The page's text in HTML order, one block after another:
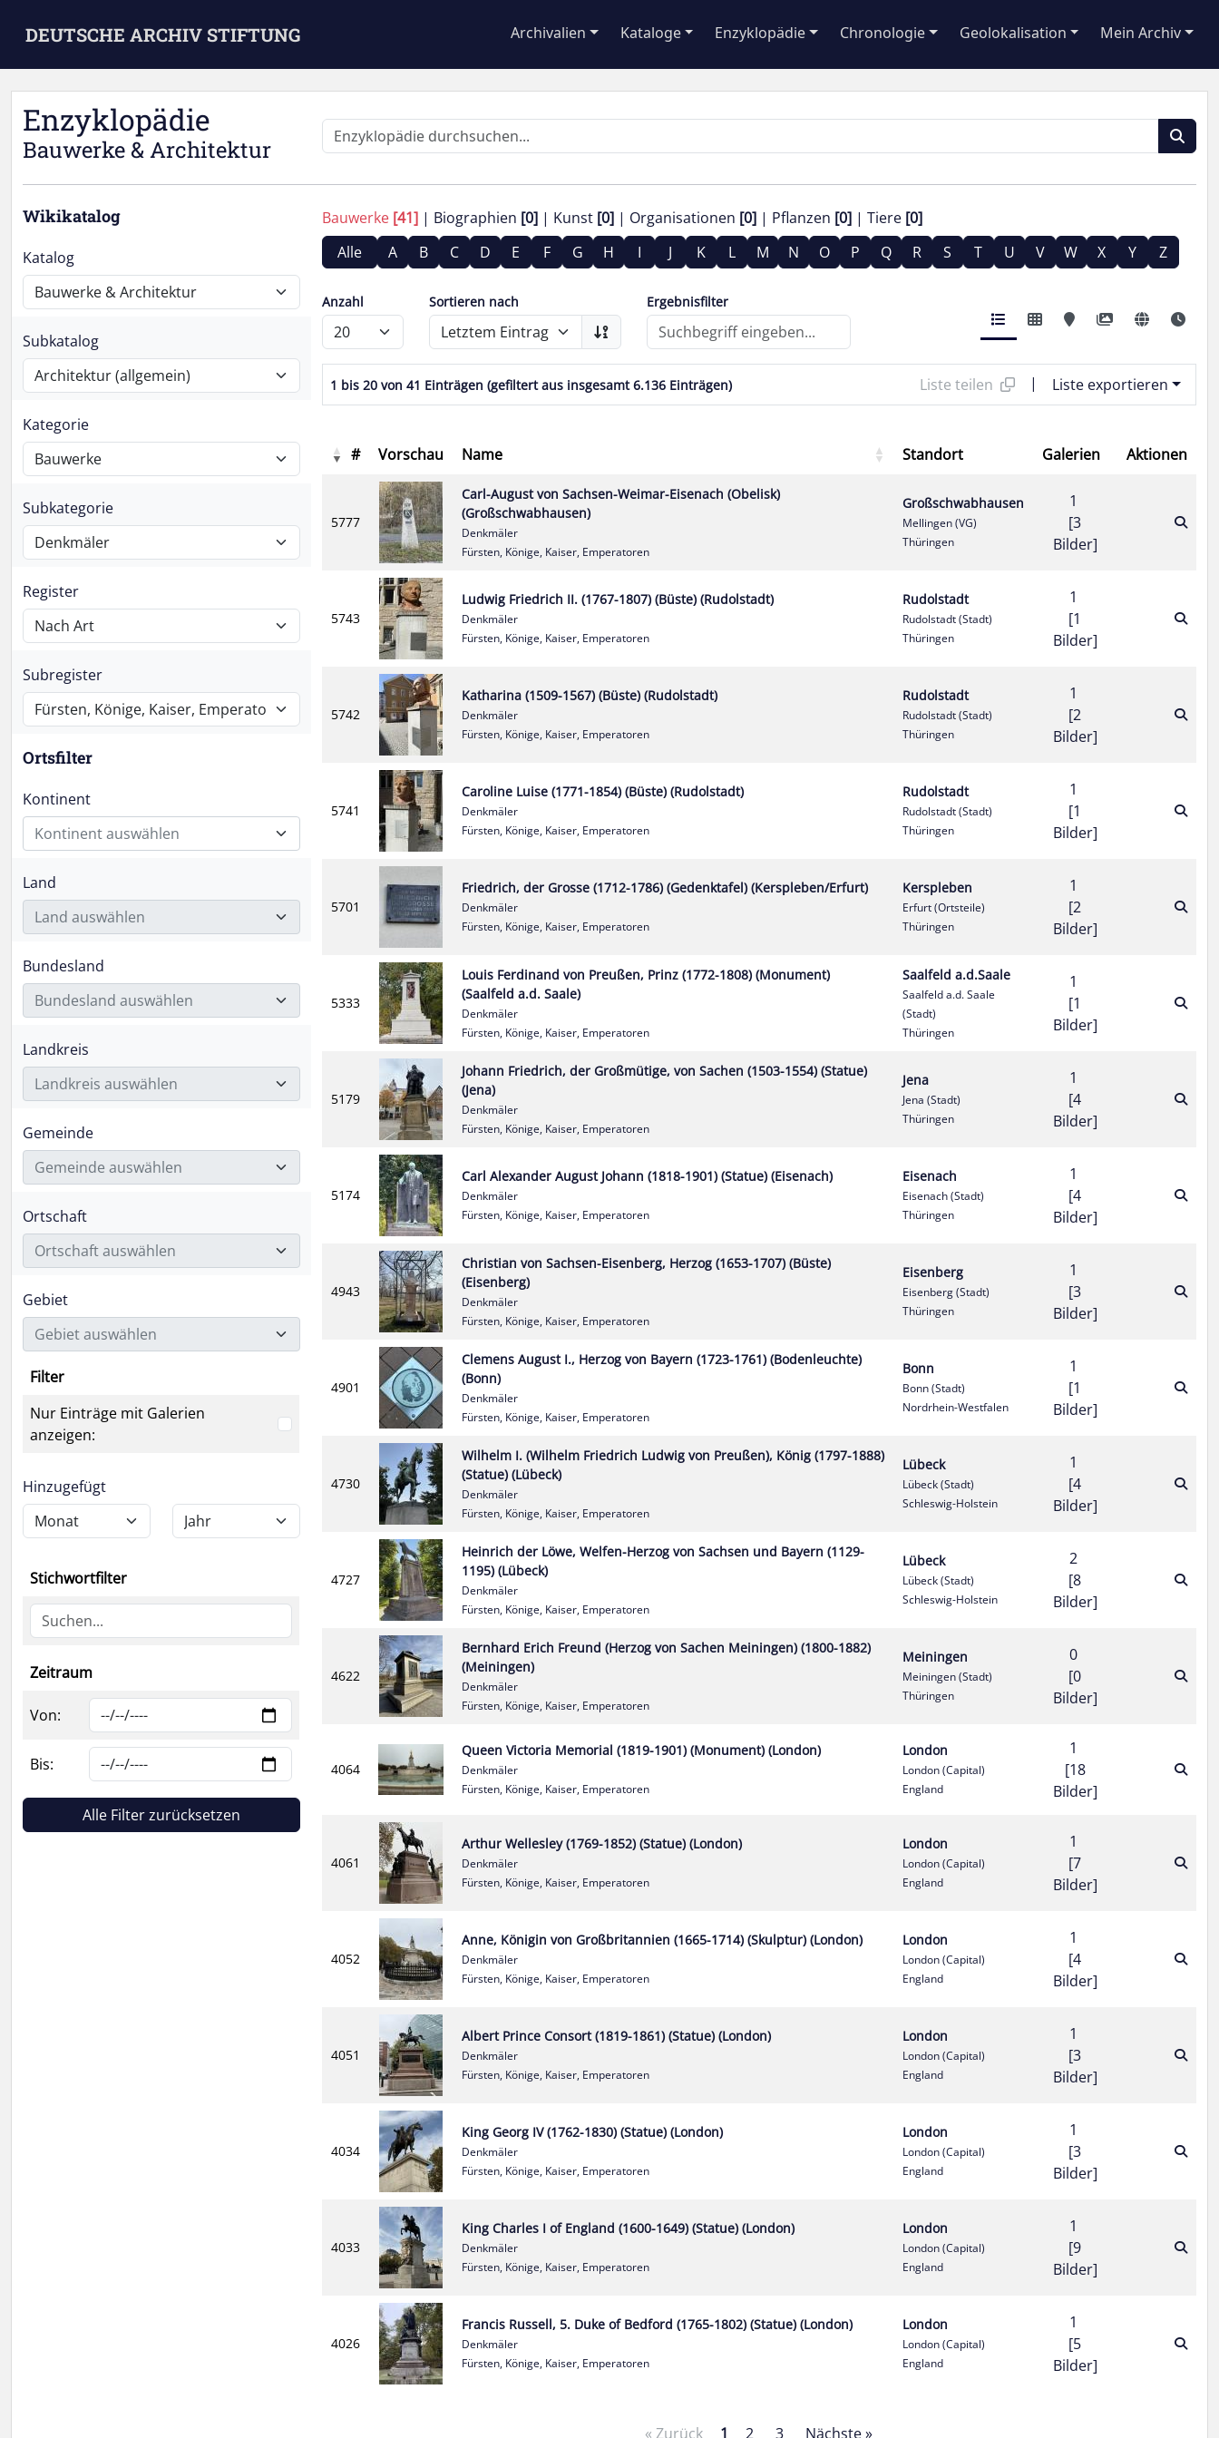
DEUTSCHE ARCHIV STIFTUNG Archivalien Kataloge Enzyklopädie Chronologie Geolokalisation Mein Archiv
Enzyklopädie
Bauwerke & Architektur
Wikikatalog
Katalog
Subkatalog
Kategorie
Subkategorie
Register
Subregister
Ortsfilter
Kontinent
Kontinent auswählen
Land
Land auswählen
Bundesland
Bundesland auswählen
Landkreis
Landkreis auswählen
Gemeinde
Gemeinde auswählen
Ortschaft
Ortschaft auswählen
Gebiet
Gebiet auswählen
Filter
Nur Einträge mit Galerien
anzeigen:
Hinzugefügt
Stichwortfilter
Zeitraum
Von:
Bis:
Alle Filter zurücksetzen
Bauwerke [41] Biographien [0] Kunst [0] Organisationen [0] Pflanzen [0] Tiere [0]
Alle
A B C D E F G H I J K L M N O P Q R S T U V W X Y Z
Anzahl Sortieren nach Ergebnisfilter
1 bis 20 von 41 Einträgen (gefiltert aus insgesamt 6.136 Einträgen) Liste teilen | Liste exportieren
# Vorschau Name Standort Galerien Aktionen
5777
Carl-August von Sachsen-Weimar-Eisenach (Obelisk)
(Großschwabhausen)
Denkmäler
Fürsten, Könige, Kaiser, Emperatoren
Großschwabhausen
Mellingen (VG)
Thüringen
1
[3
Bilder]
5743
Ludwig Friedrich II. (1767-1807) (Büste) (Rudolstadt)
Denkmäler
Fürsten, Könige, Kaiser, Emperatoren
Rudolstadt
Rudolstadt (Stadt)
Thüringen
1
[1
Bilder]
5742
Katharina (1509-1567) (Büste) (Rudolstadt)
Denkmäler
Fürsten, Könige, Kaiser, Emperatoren
Rudolstadt
Rudolstadt (Stadt)
Thüringen
1
[2
Bilder]
5741
Caroline Luise (1771-1854) (Büste) (Rudolstadt)
Denkmäler
Fürsten, Könige, Kaiser, Emperatoren
Rudolstadt
Rudolstadt (Stadt)
Thüringen
1
[1
Bilder]
5701
Friedrich, der Grosse (1712-1786) (Gedenktafel) (Kerspleben/Erfurt)
Denkmäler
Fürsten, Könige, Kaiser, Emperatoren
Kerspleben
Erfurt (Ortsteile)
Thüringen
1
[2
Bilder]
5333
Louis Ferdinand von Preußen, Prinz (1772-1808) (Monument)
(Saalfeld a.d. Saale)
Denkmäler
Fürsten, Könige, Kaiser, Emperatoren
Saalfeld a.d.Saale
Saalfeld a.d. Saale
(Stadt)
Thüringen
1
[1
Bilder]
5179
Johann Friedrich, der Großmütige, von Sachen (1503-1554) (Statue)
(Jena)
Denkmäler
Fürsten, Könige, Kaiser, Emperatoren
Jena
Jena (Stadt)
Thüringen
1
[4
Bilder]
5174
Carl Alexander August Johann (1818-1901) (Statue) (Eisenach)
Denkmäler
Fürsten, Könige, Kaiser, Emperatoren
Eisenach
Eisenach (Stadt)
Thüringen
1
[4
Bilder]
4943
Christian von Sachsen-Eisenberg, Herzog (1653-1707) (Büste)
(Eisenberg)
Denkmäler
Fürsten, Könige, Kaiser, Emperatoren
Eisenberg
Eisenberg (Stadt)
Thüringen
1
[3
Bilder]
4901
Clemens August I., Herzog von Bayern (1723-1761) (Bodenleuchte)
(Bonn)
Denkmäler
Fürsten, Könige, Kaiser, Emperatoren
Bonn
Bonn (Stadt)
Nordrhein-Westfalen
1
[1
Bilder]
4730
Wilhelm I. (Wilhelm Friedrich Ludwig von Preußen), König (1797-1888)
(Statue) (Lübeck)
Denkmäler
Fürsten, Könige, Kaiser, Emperatoren
Lübeck
Lübeck (Stadt)
Schleswig-Holstein
1
[4
Bilder]
4727
Heinrich der Löwe, Welfen-Herzog von Sachsen und Bayern (1129-
1195) (Lübeck)
Denkmäler
Fürsten, Könige, Kaiser, Emperatoren
Lübeck
Lübeck (Stadt)
Schleswig-Holstein
2
[8
Bilder]
4622
Bernhard Erich Freund (Herzog von Sachen Meiningen) (1800-1882)
(Meiningen)
Denkmäler
Fürsten, Könige, Kaiser, Emperatoren
Meiningen
Meiningen (Stadt)
Thüringen
0
[0
Bilder]
4064
Queen Victoria Memorial (1819-1901) (Monument) (London)
Denkmäler
Fürsten, Könige, Kaiser, Emperatoren
London
London (Capital)
England
1
[18
Bilder]
4061
Arthur Wellesley (1769-1852) (Statue) (London)
Denkmäler
Fürsten, Könige, Kaiser, Emperatoren
London
London (Capital)
England
1
[7
Bilder]
4052
Anne, Königin von Großbritannien (1665-1714) (Skulptur) (London)
Denkmäler
Fürsten, Könige, Kaiser, Emperatoren
London
London (Capital)
England
1
[4
Bilder]
4051
Albert Prince Consort (1819-1861) (Statue) (London)
Denkmäler
Fürsten, Könige, Kaiser, Emperatoren
London
London (Capital)
England
1
[3
Bilder]
4034
King Georg IV (1762-1830) (Statue) (London)
Denkmäler
Fürsten, Könige, Kaiser, Emperatoren
London
London (Capital)
England
1
[3
Bilder]
4033
King Charles I of England (1600-1649) (Statue) (London)
Denkmäler
Fürsten, Könige, Kaiser, Emperatoren
London
London (Capital)
England
1
[9
Bilder]
4026
Francis Russell, 5. Duke of Bedford (1765-1802) (Statue) (London)
Denkmäler
Fürsten, Könige, Kaiser, Emperatoren
London
London (Capital)
England
1
[5
Bilder]
« Zurück 1 2 3 Nächste »